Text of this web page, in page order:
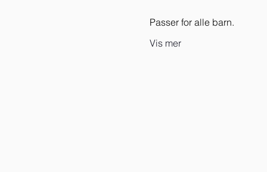
Passer for alle barn.
Vis mer